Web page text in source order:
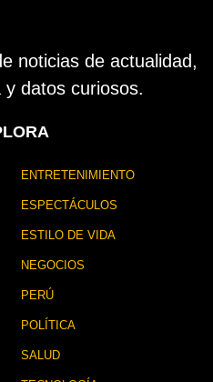
noticias de actualidad,
datos curiosos.
ENTRETENIMIENTO
ESPECTÁCULOS
ESTILO DE VIDA
NEGOCIOS
PERÚ
POLÍTICA
SALUD